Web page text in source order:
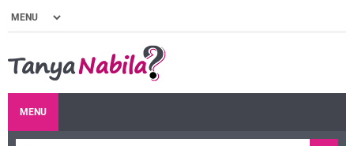
MENU